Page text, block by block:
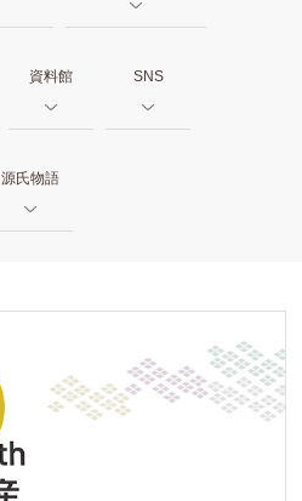
資料館 SNS
源氏物語